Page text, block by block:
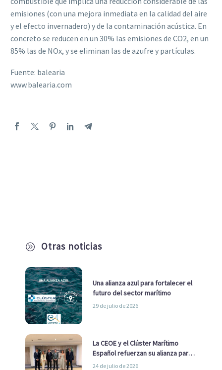
A Otras noticias
Una alianza azul para fortalecer el
futuro del sector marítimo
29 de julio de 2026
La CEOE y el Clúster Marítimo
Español refuerzan su alianza para
impulsar una estrategia Nacional
24 de julio de 2026
emisiones (con una mejora inmediata en la calidad del aire
y el efecto invernadero) y de la contaminación acústica. En
concreto se reducen en un 30% las emisiones de CO2, en un
85% las de NOx, y se eliminan las de azufre y partículas.
Fuente: balearia
www.balearia.com